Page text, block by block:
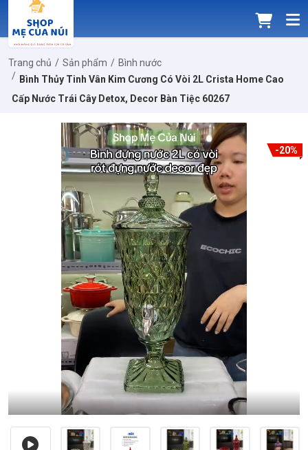
Trang chủ Sản phẩm
Bình nước
Bình Thủy Tinh Vân Kim Cương Có Vòi 2L Crista Home Cao
Cấp Nước Trái Cây Detox, Decor Bàn Tiệc 60267
-20%